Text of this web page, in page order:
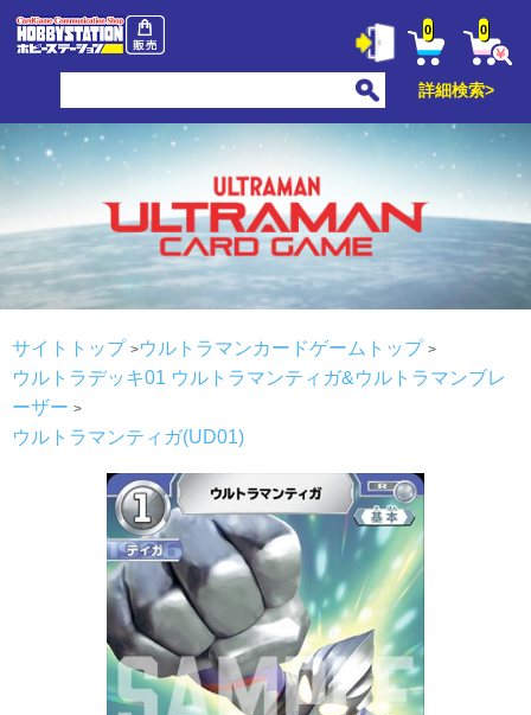
0 0
詳細検索>
サイトトップ
ウルトラマンカードゲームトップ
ウルトラデッキ01 ウルトラマンティガ&ウルトラマンブレ
ーザー
ウルトラマンティガ(UD01)